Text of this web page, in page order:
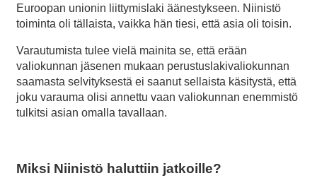
Euroopan unionin liittymislaki äänestykseen. Niinistö
toiminta oli tällaista, vaikka hän tiesi, että asia oli toisin.
Varautumista tulee vielä mainita se, että erään
valiokunnan jäsenen mukaan perustuslakivaliokunnan
saamasta selvityksestä ei saanut sellaista käsitystä, että
joku varauma olisi annettu vaan valiokunnan enemmistö
tulkitsi asian omalla tavallaan.
Miksi Niinistö haluttiin jatkoille?